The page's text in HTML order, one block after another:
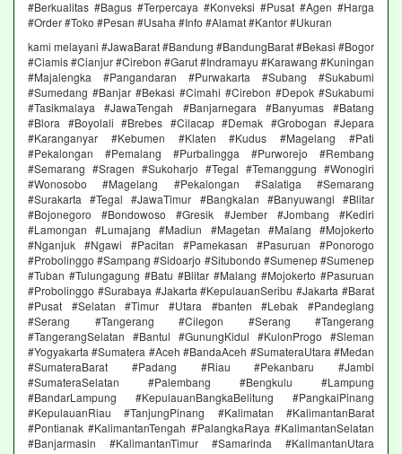
#Berkualitas #Bagus #Terpercaya #Konveksi #Pusat #Agen #Harga
#Order #Toko #Pesan #Usaha #Info #Alamat #Kantor #Ukuran
kami melayani #JawaBarat #Bandung #BandungBarat #Bekasi #Bogor
#Ciamis #Cianjur #Cirebon #Garut #Indramayu #Karawang #Kuningan
#Majalengka #Pangandaran #Purwakarta #Subang #Sukabumi
#Sumedang #Banjar #Bekasi #Cimahi #Cirebon #Depok #Sukabumi
#Tasikmalaya #JawaTengah #Banjarnegara #Banyumas #Batang
#Blora #Boyolali #Brebes #Cilacap #Demak #Grobogan #Jepara
#Karanganyar #Kebumen #Klaten #Kudus #Magelang #Pati
#Pekalongan #Pemalang #Purbalingga #Purworejo #Rembang
#Semarang #Sragen #Sukoharjo #Tegal #Temanggung #Wonogiri
#Wonosobo #Magelang #Pekalongan #Salatiga #Semarang
#Surakarta #Tegal #JawaTimur #Bangkalan #Banyuwangi #Blitar
#Bojonegoro #Bondowoso #Gresik #Jember #Jombang #Kediri
#Lamongan #Lumajang #Madiun #Magetan #Malang #Mojokerto
#Nganjuk #Ngawi #Pacitan #Pamekasan #Pasuruan #Ponorogo
#Probolinggo #Sampang #Sidoarjo #Situbondo #Sumenep #Sumenep
#Tuban #Tulungagung #Batu #Blitar #Malang #Mojokerto #Pasuruan
#Probolinggo #Surabaya #Jakarta #KepulauanSeribu #Jakarta #Barat
#Pusat #Selatan #Timur #Utara #banten #Lebak #Pandeglang
#Serang #Tangerang #Cilegon #Serang #Tangerang
#TangerangSelatan #Bantul #GunungKidul #KulonProgo #Sleman
#Yogyakarta #Sumatera #Aceh #BandaAceh #SumateraUtara #Medan
#SumateraBarat #Padang #Riau #Pekanbaru #Jambi
#SumateraSelatan #Palembang #Bengkulu #Lampung
#BandarLampung #KepulauanBangkaBelitung #PangkalPinang
#KepulauanRiau #TanjungPinang #Kalimatan #KalimantanBarat
#Pontianak #KalimantanTengah #PalangkaRaya #KalimantanSelatan
#Banjarmasin #KalimantanTimur #Samarinda #KalimantanUtara